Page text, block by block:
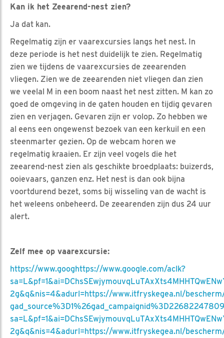
Kan ik het Zeearend-nest zien?
Ja dat kan.
Regelmatig zijn er vaarexcursies langs het nest. In
deze periode is het nest duidelijk te zien. Regelmatig
zien we tijdens de vaarexcursies de zeearenden
vliegen. Zien we de zeearenden niet vliegen dan zien
we veelal M in een boom naast het nest zitten. M kan zo
goed de omgeving in de gaten houden en tijdig gevaren
zien en verjagen. Gevaren zijn er volop. Zo hebben we
al eens een ongewenst bezoek van een kerkuil en een
steenmarter gezien. Op de webcam horen we
regelmatig kraaien. Er zijn veel vogels die het
zeearend-nest zien als geschikte broedplaats: buizerds,
ooievaars, ganzen enz. Het nest is dan ook bijna
voortdurend bezet, soms bij wisseling van de wacht is
het weleens onbeheerd. De zeearenden zijn dus 24 uur
alert.
Zelf mee op vaarexcursie:
https://www.googhttps://www.google.com/aclk?
2g&q&nis=4&adurl=https://www.itfryskegea.nl/
2g&q&nis=4&adurl=https://www.itfryskegea.nl/